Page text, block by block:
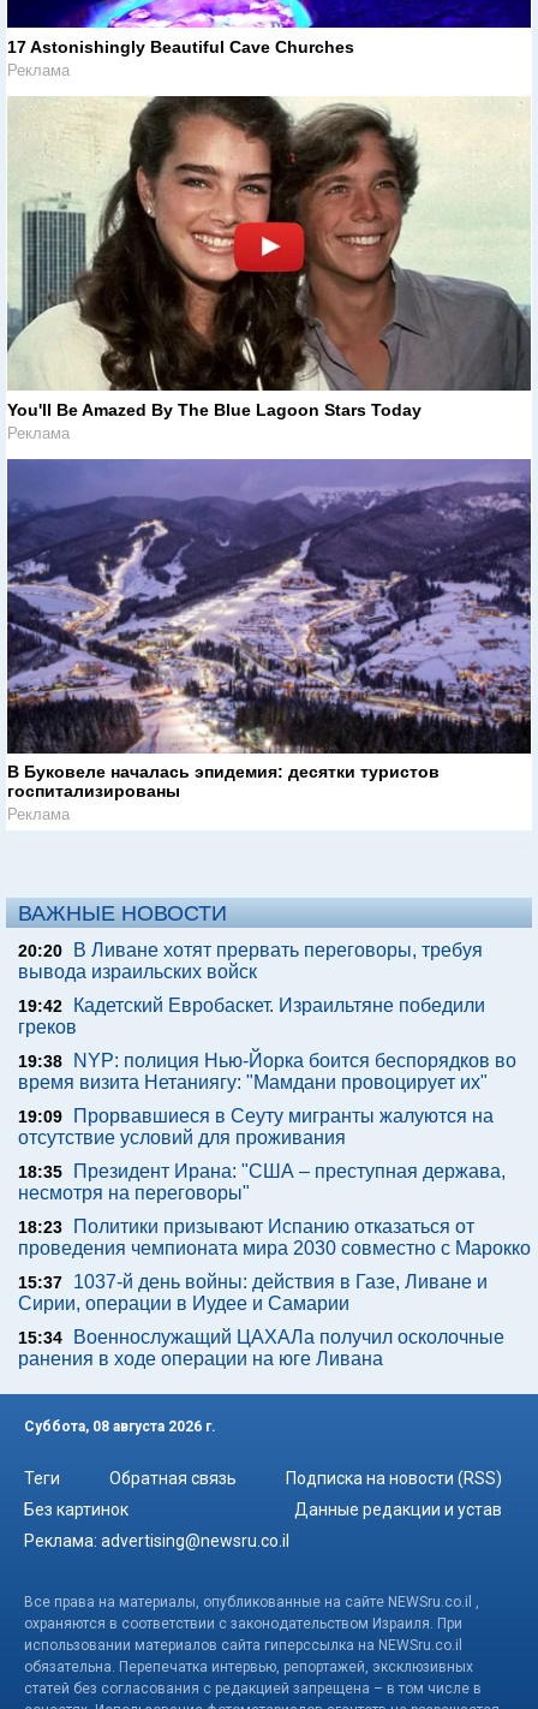
17 Astonishingly Beautiful Cave Churches
Реклама
You'll Be Amazed By The Blue Lagoon Stars Today
Реклама
В Буковеле началась эпидемия: десятки туристов
госпитализированы
Реклама
ВАЖНЫЕ НОВОСТИ
20:20
В Ливане хотят прервать переговоры, требуя
вывода израильских войск
19:42
Кадетский Евробаскет. Израильтяне победили
греков
19:38
NYP: полиция Нью-Йорка боится беспорядков во
время визита Нетаниягу: "Мамдани провоцирует их"
19:09
Прорвавшиеся в Сеуту мигранты жалуются на
отсутствие условий для проживания
18:35
Президент Ирана: "США – преступная держава,
несмотря на переговоры"
18:23
Политики призывают Испанию отказаться от
проведения чемпионата мира 2030 совместно с Марокко
15:37
1037-й день войны: действия в Газе, Ливане и
Сирии, операции в Иудее и Самарии
15:34
Военнослужащий ЦАХАЛа получил осколочные
ранения в ходе операции на юге Ливана
Суббота, 08 августа 2026 г.
Теги Обратная связь
Подписка на новости (RSS)
Без картинок
Данные редакции и устав
Реклама: advertising@newsru.co.il
Все права на материалы, опубликованные на сайте NEWSru.co.il ,
охраняются в соответствии с законодательством Израиля. При
использовании материалов сайта гиперссылка на NEWSru.co.il
обязательна. Перепечатка интервью, репортажей, эксклюзивных
статей без согласования с редакцией запрещена – в том числе в